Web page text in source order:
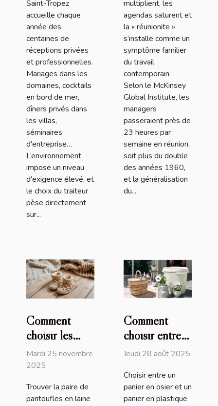
grand jeu !
Saint-Tropez
accueille chaque
année des
centaines de
réceptions privées
et professionnelles.
Mariages dans les
domaines, cocktails
en bord de mer,
dîners privés dans
les villas,
séminaires
d'entreprise…
L’environnement
impose un niveau
d'exigence élevé, et
le choix du traiteur
pèse directement
sur...
moderne
multiplient, les
agendas saturent et
la « réunionite »
s’installe comme un
symptôme familier
du travail
contemporain.
Selon le McKinsey
Global Institute, les
managers
passeraient près de
23 heures par
semaine en réunion,
soit plus du double
des années 1960,
et la généralisation
du...
Comment
choisir les
meilleures
pantoufles en
confort
Mardi 25 novembre
2025
Trouver la paire de
pantoufles en laine
Comment
choisir entre
un panier en
panier en
plastique ?
Jeudi 28 août 2025
Choisir entre un
panier en osier et un
panier en plastique